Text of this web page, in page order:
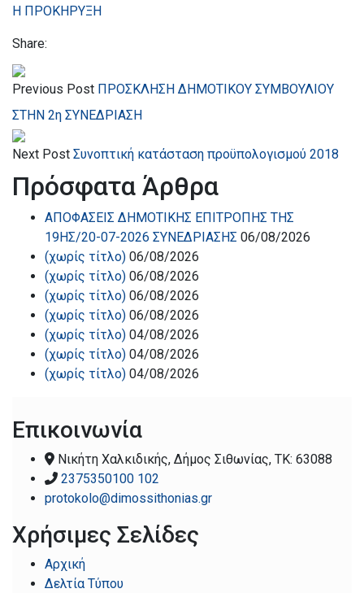
Η ΠΡΟΚΗΡΥΞΗ
Share:
Previous Post ΠΡΟΣΚΛΗΣΗ ΔΗΜΟΤΙΚΟΥ ΣΥΜΒΟΥΛΙΟΥ
ΣΤΗΝ 2η ΣΥΝΕΔΡΙΑΣΗ
Next Post Συνοπτική κατάσταση προϋπολογισμού 2018
Πρόσφατα Άρθρα
ΑΠΟΦΑΣΕΙΣ ΔΗΜΟΤΙΚΗΣ ΕΠΙΤΡΟΠΗΣ ΤΗΣ
19ΗΣ/20-07-2026 ΣΥΝΕΔΡΙΑΣΗΣ 06/08/2026
(χωρίς τίτλο) 06/08/2026
(χωρίς τίτλο) 06/08/2026
(χωρίς τίτλο) 06/08/2026
(χωρίς τίτλο) 06/08/2026
(χωρίς τίτλο) 04/08/2026
(χωρίς τίτλο) 04/08/2026
(χωρίς τίτλο) 04/08/2026
Επικοινωνία
Νικήτη Χαλκιδικής, Δήμος Σιθωνίας, ΤΚ: 63088
2375350100 102
protokolo@dimossithonias.gr
Χρήσιμες Σελίδες
Αρχική
Δελτία Τύπου